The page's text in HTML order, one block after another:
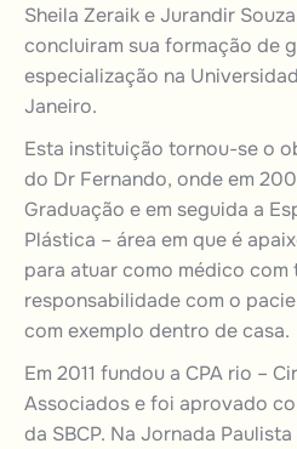
Sheila Zeraik e Jurandir
concluiram sua formação de
especialização na
Janeiro.
Esta instituição tornou-se o
do Dr Fernando, onde em
Graduação e em seguida a
Plástica – área em que é
para atuar como médico com
responsabilidade com o
com exemplo dentro de casa.
Em 2011 fundou a CPA rio –
Associados e foi aprovado
da SBCP. Na Jornada